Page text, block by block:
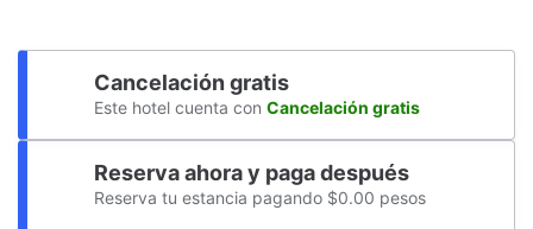
Spa accesible para sillas de ruedas
Mesa de registro accesible para sillas de
Gimnasio accesible para sillas de ruedas
Baño público accesible para sillas de
Cancelación gratis
Este hotel cuenta con Cancelación gratis
Reserva ahora y paga después
Reserva tu estancia pagando $0.00 pesos